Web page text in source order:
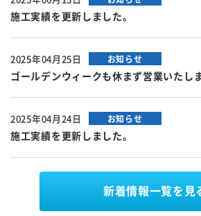
施工実績を更新しました。
2025年04月25日 お知らせ
ゴールデンウィークも休まず営業いたしま
2025年04月24日 お知らせ
施工実績を更新しました。
新着情報一覧を見